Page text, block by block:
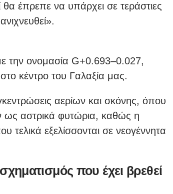
θα έπρεπε να υπάρχει σε τεράστιες
την ονομασία G+0.693–0.027,
κέντρο του Γαλαξία μας.
αερίων και σκόνης, όπου
ως αστρικά φυτώρια, καθώς η
εξελίσσονται σε νεογέννητα
που έχει βρεθεί